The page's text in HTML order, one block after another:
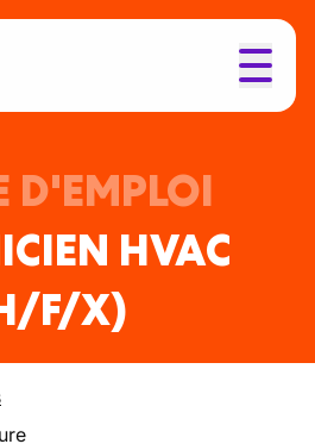
D'EMPLOI
HVAC
F/X)